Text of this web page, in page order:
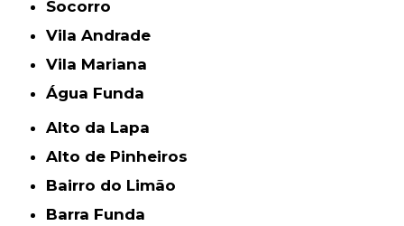
Socorro
Vila Andrade
Vila Mariana
Água Funda
Alto da Lapa
Alto de Pinheiros
Bairro do Limão
Barra Funda